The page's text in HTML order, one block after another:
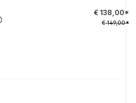
€ 138,00*
€ 149,00*